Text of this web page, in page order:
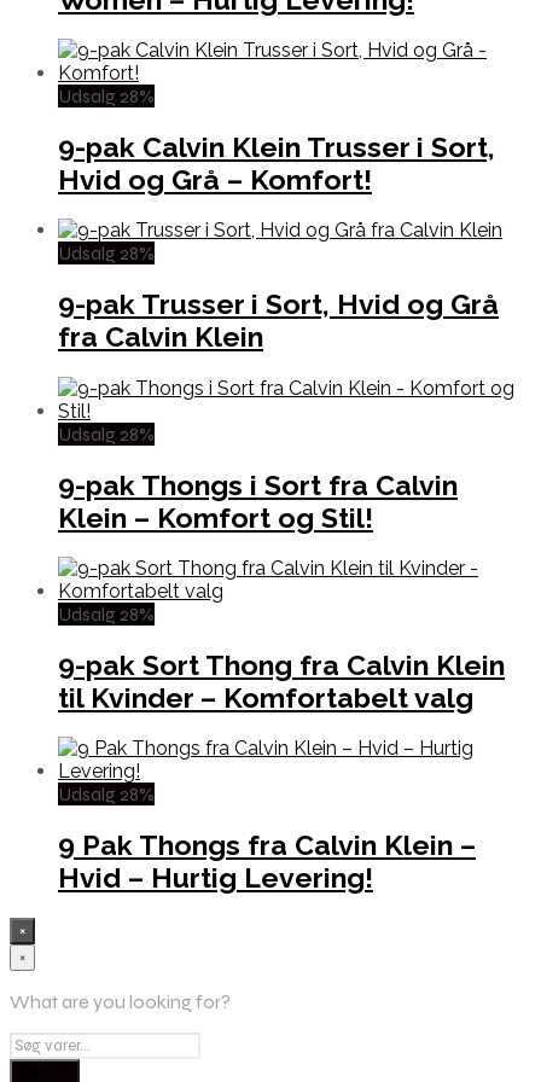
Udsalg 28%
9-pak Calvin Klein Trusser i Sort,
Hvid og Grå – Komfort!
Udsalg 28%
9-pak Trusser i Sort, Hvid og Grå
fra Calvin Klein
Udsalg 28%
9-pak Thongs i Sort fra Calvin
Klein – Komfort og Stil!
Udsalg 28%
9-pak Sort Thong fra Calvin Klein
til Kvinder – Komfortabelt valg
Udsalg 28%
9 Pak Thongs fra Calvin Klein –
Hvid – Hurtig Levering!
×
×
What are you looking for?